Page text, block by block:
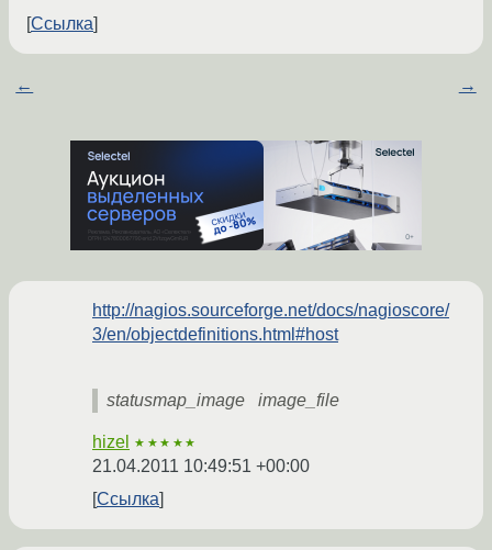
Ссылка
← →
http://nagios.sourceforge.net/docs/nagioscore/
3/en/objectdefinitions.html#host
statusmap_image image_file
hizel ★★★★★
21.04.2011 10:49:51 +00:00
Ссылка